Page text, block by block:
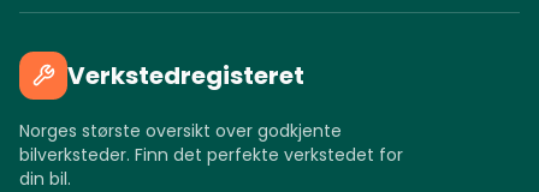
Verkstedregisteret
Norges største oversikt over godkjente
bilverksteder. Finn det perfekte verkstedet for
din bil.